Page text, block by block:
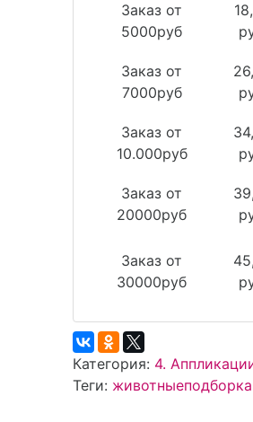
Заказ от
5000руб
Заказ от
7000руб
Заказ от
10.000руб
Заказ от
20000руб
Заказ от
30000руб
Категория: 4.
Теги: животныеподборка